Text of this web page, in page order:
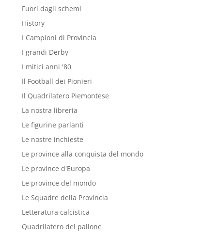
Fuori dagli schemi
History
I Campioni di Provincia
I grandi Derby
I mitici anni '80
Il Football dei Pionieri
Il Quadrilatero Piemontese
La nostra libreria
Le figurine parlanti
Le nostre inchieste
Le province alla conquista del mondo
Le province d'Europa
Le province del mondo
Le Squadre della Provincia
Letteratura calcistica
Quadrilatero del pallone